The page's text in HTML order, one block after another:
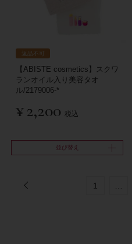
返品不可
【ABISTE cosmetics】スクワ
ランオイル入り美容タオ
ル/2179006-*
¥2,200 税込
並び替え
1